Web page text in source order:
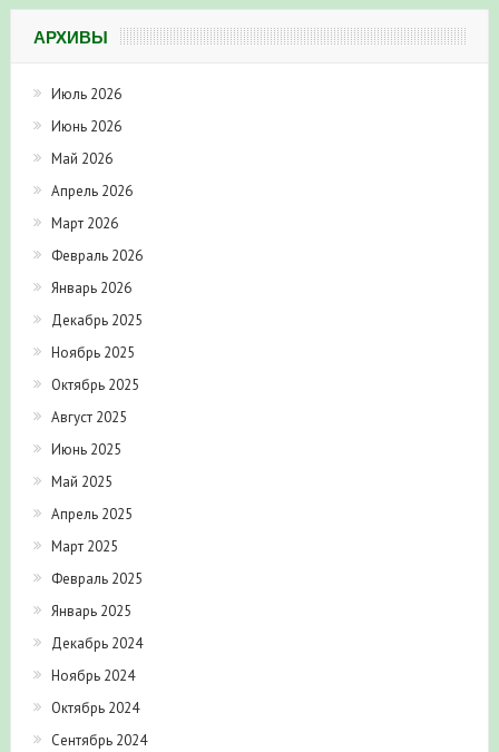
АРХИВЫ
Июль 2026
Июнь 2026
Май 2026
Апрель 2026
Март 2026
Февраль 2026
Январь 2026
Декабрь 2025
Ноябрь 2025
Октябрь 2025
Август 2025
Июнь 2025
Май 2025
Апрель 2025
Март 2025
Февраль 2025
Январь 2025
Декабрь 2024
Ноябрь 2024
Октябрь 2024
Сентябрь 2024